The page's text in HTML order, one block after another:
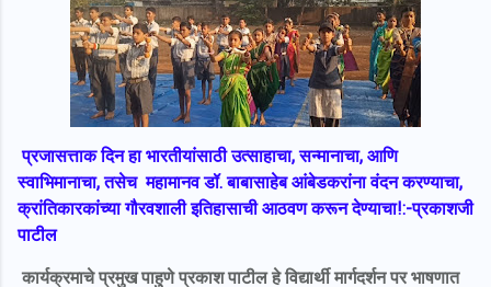
प्रजासत्ताक दिन हा भारतीयांसाठी उत्साहाचा, सन्मानाचा, आणि
स्वाभिमानाचा, तसेच महामानव डॉ. बाबासाहेब आंबेडकरांना वंदन करण्याचा,
क्रांतिकारकांच्या गौरवशाली इतिहासाची आठवण करून देण्याचा!:-प्रकाशजी
पाटील
कार्यक्रमाचे प्रमुख पाहुणे प्रकाश पाटील हे विद्यार्थी मार्गदर्शन पर भाषणात